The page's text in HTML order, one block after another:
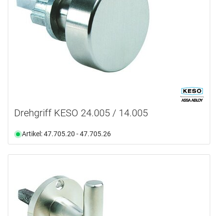
Drehgriff KESO 24.005 / 14.005
Artikel: 47.705.20 - 47.705.26